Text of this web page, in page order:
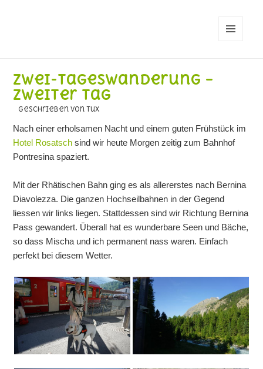
Zwei-Tageswanderung –
Zweiter Tag
geschrieben von Tux
Nach einer erholsamen Nacht und einem guten Frühstück im
Hotel Rosatsch sind wir heute Morgen zeitig zum Bahnhof
Pontresina spaziert.
Mit der Rhätischen Bahn ging es als allererstes nach Bernina
Diavolezza. Die ganzen Hochseilbahnen in der Gegend
liessen wir links liegen. Stattdessen sind wir Richtung Bernina
Pass gewandert. Überall hat es wunderbare Seen und Bäche,
so dass Mischa und ich permanent nass waren. Einfach
perfekt bei diesem Wetter.